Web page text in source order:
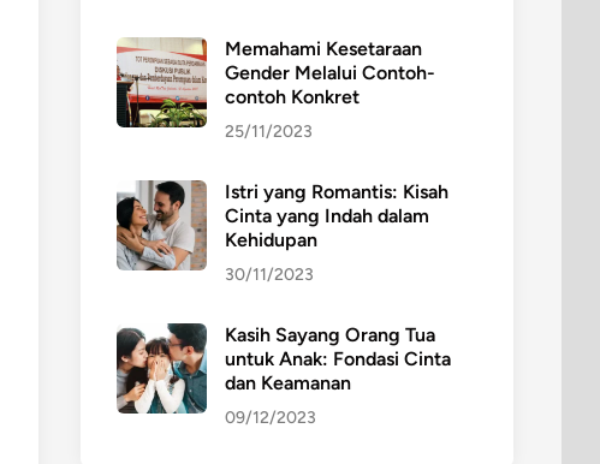
Memahami Kesetaraan
Gender Melalui Contoh-
contoh Konkret
25/11/2023
Istri yang Romantis: Kisah
Cinta yang Indah dalam
Kehidupan
30/11/2023
Kasih Sayang Orang Tua
untuk Anak: Fondasi Cinta
dan Keamanan
09/12/2023